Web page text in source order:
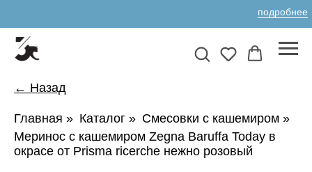
подробнее
← Назад
Главная » Каталог » Смесовки с кашемиром »
Меринос с кашемиром Zegna Baruffa Today в
окрасе от Prisma ricerche нежно розовый